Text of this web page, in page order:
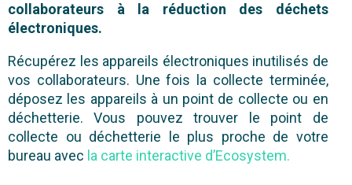
collaborateurs à la réduction des déchets
électroniques.
Récupérez les appareils électroniques inutilisés de
vos collaborateurs. Une fois la collecte terminée,
déposez les appareils à un point de collecte ou en
déchetterie. Vous pouvez trouver le point de
collecte ou déchetterie le plus proche de votre
bureau avec la carte interactive d’Ecosystem.